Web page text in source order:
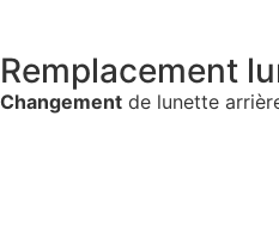
Remplacement
Changement de lunette